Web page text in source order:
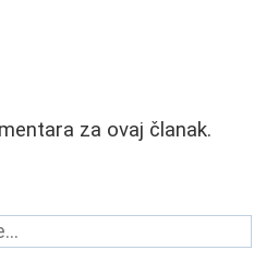
za ovaj članak.